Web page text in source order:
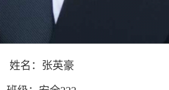
姓名：张英豪